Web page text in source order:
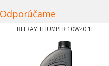
Odporúčame
BELRAY THUMPER 10W40 1L